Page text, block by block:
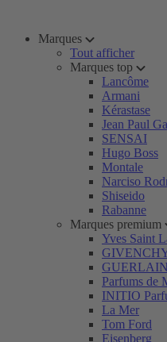
Marques
Tout afficher
Marques top
Lancôme
Armani
Kérastase
Jean Paul
SENSAI
Hugo Boss
Montale
Narciso
Shiseido
Rabanne
Marques premium
Yves Saint
GUERLAIN
Parfums de
INITIO
La Mer
Tom Ford
Eisenberg